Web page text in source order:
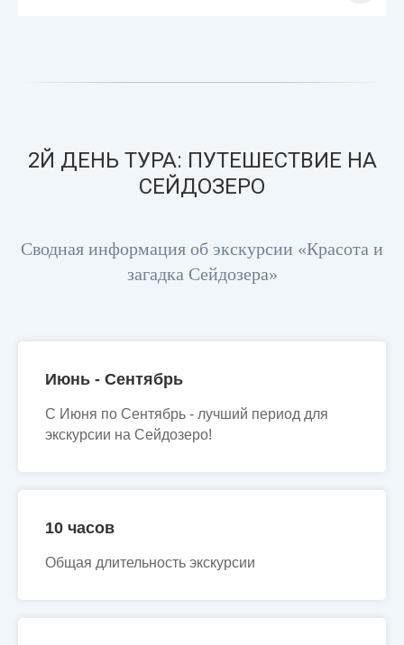
2Й ДЕНЬ ТУРА: ПУТЕШЕСТВИЕ НА
СЕЙДОЗЕРО
Сводная информация об экскурсии «Красота и
загадка Сейдозера»
Июнь - Сентябрь
С Июня по Сентябрь - лучший период для
экскурсии на Сейдозеро!
10 часов
Общая длительность экскурсии